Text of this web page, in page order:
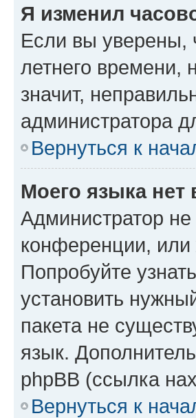
Я изменил
Если вы уверены,
летнего времени,
значит,
администратора
Вернуться к
Моего языка нет
Администратор
конференции, или
Попробуйте
установить
пакета не
язык.
phpBB (ссылка
Вернуться к